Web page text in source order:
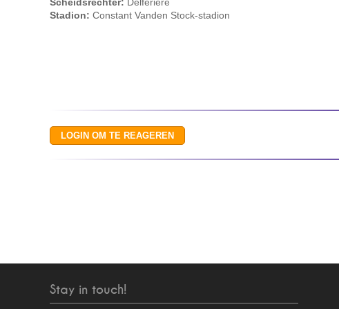
Stadion: Constant Vanden Stock-stadion
Stay in touch!